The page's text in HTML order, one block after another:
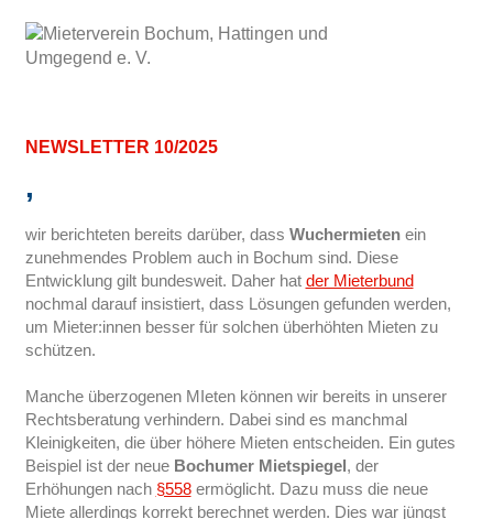
NEWSLETTER 10/2025
,
wir berichteten bereits darüber, dass Wuchermietenein
zunehmendes Problem auch in Bochum sind. Diese
Entwicklung gilt bundesweit. Daher hat der Mieterbund
nochmal darauf insistiert, dass Lösungen gefunden werden,
um Mieter:innen besser für solchen überhöhten Mieten zu
schützen.
Manche überzogenen MIeten können wir bereits in unserer
Rechtsberatung verhindern. Dabei sind es manchmal
Kleinigkeiten, die über höhere Mieten entscheiden. Ein gutes
Beispiel ist der neue Bochumer Mietspiegel, der
Erhöhungen nach §558ermöglicht. Dazu muss die neue
Miete allerdings korrekt berechnet werden. Dies war jüngst